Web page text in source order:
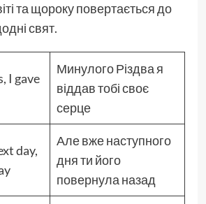
та щороку повертається до
свят.
I gave
Минулого Різдва я
віддав тобі своє
серце
day,
Але вже наступного
дня ти його
повернула назад